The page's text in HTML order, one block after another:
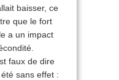
baisser, ce
que le fort
a un impact
faux de dire
sans effet :